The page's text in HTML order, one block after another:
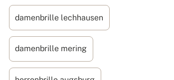
damenbrille lechhausen
damenbrille mering